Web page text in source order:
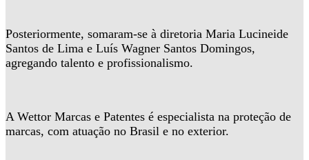
Posteriormente, somaram-se à diretoria Maria Lucineide
Santos de Lima e Luís Wagner Santos Domingos,
agregando talento e profissionalismo.
A Wettor Marcas e Patentes é especialista na proteção de
marcas, com atuação no Brasil e no exterior.